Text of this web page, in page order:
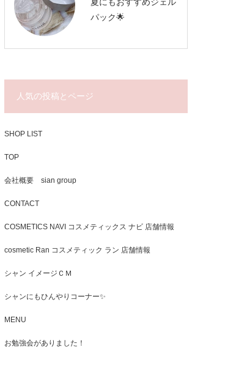
パック🌟
人気の投稿とページ
SHOP LIST
TOP
会社概要 sian group
CONTACT
COSMETICS NAVI コスメティックス ナビ 店舗情報
cosmetic Ran コスメティック ラン 店舗情報
シャン イメージＣＭ
シャンにもひんやりコーナー✨
MENU
お勉強会がありました！